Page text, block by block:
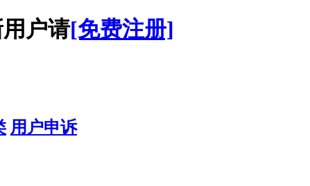
户请[免费注册]
用户申诉